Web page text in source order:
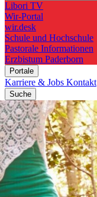
Libori TV
Wir-Portal
wir.desk
Schule und Hochschule
Pastorale Informationen
Erzbistum Paderborn
Portale
Karriere & Jobs Kontakt
Suche